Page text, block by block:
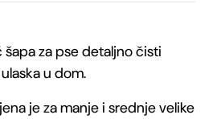
šapa za pse detaljno čisti
u dom.
je za manje i srednje velike